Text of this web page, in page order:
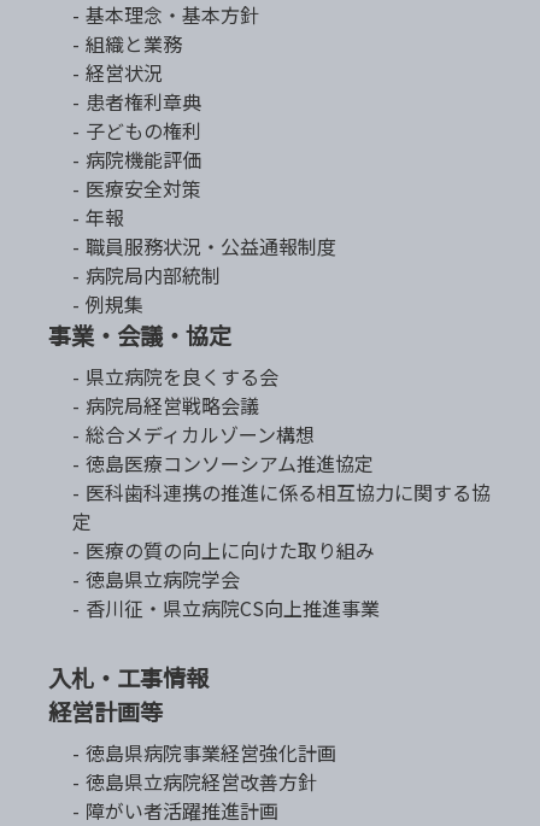
基本理念・基本方針
組織と業務
経営状況
患者権利章典
子どもの権利
病院機能評価
医療安全対策
年報
職員服務状況・公益通報制度
病院局内部統制
例規集
事業・会議・協定
県立病院を良くする会
病院局経営戦略会議
総合メディカルゾーン構想
徳島医療コンソーシアム推進協定
医科歯科連携の推進に係る相互協力に関する協
定
医療の質の向上に向けた取り組み
徳島県立病院学会
香川征・県立病院CS向上推進事業
入札・工事情報
経営計画等
徳島県病院事業経営強化計画
徳島県立病院経営改善方針
障がい者活躍推進計画